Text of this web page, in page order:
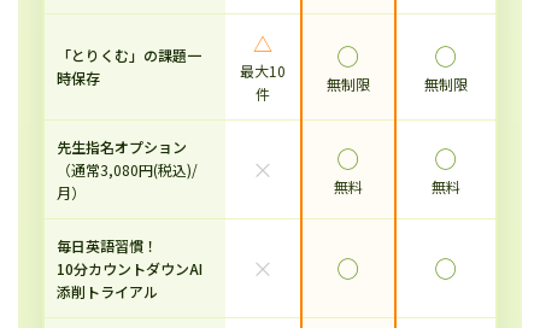
「とりくむ」の課題一
時保存
△
最大10
件
◯
無制限
◯
無制限
先生指名オプション
（通常3,080円(税込)/
月）
× ◯
無料
◯
無料
毎日英語習慣！
10分カウントダウンAI
添削トライアル
× ◯ ◯